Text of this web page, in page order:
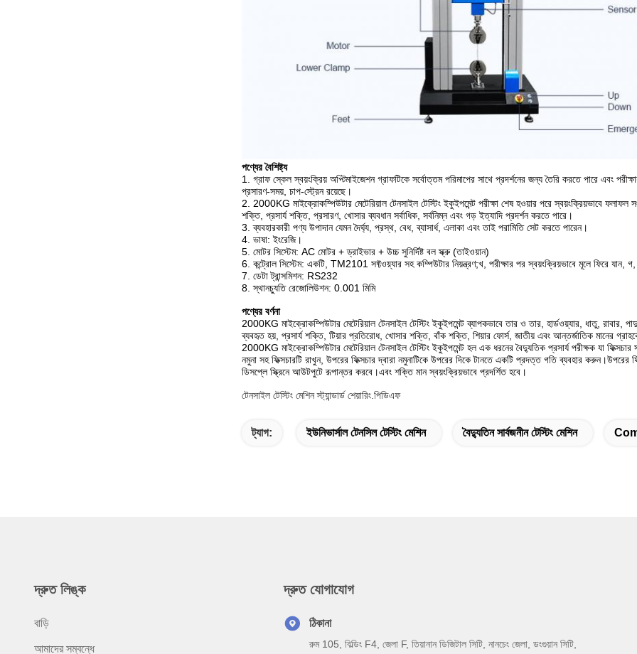
পণ্যের বৈশিষ্ট্য
1. গ্রাফ স্কেল স্বয়ংক্রিয় অপ্টিমাইজেশন গ্রাফটিকে সর্বোত্তম পরিমাপের সাথে প্রদর্শনের জন্য তৈরি করতে পারে এবং
প্রসারণ-সময়, চাপ-স্ট্রেন রয়েছে।
2. 2000KG মাইক্রোকম্পিউটার মেটেরিয়াল টেনসাইল টেস্টিং ইকুইপমেন্ট পরীক্ষা শেষ হওয়ার পরে স্বয়ংক্রিয়ভাবে
শক্তি, প্রসার্য শক্তি, প্রসারণ, খোসার ব্যবধান সর্বাধিক, সর্বনিম্ন এবং গড় ইত্যাদি প্রদর্শন করতে পারে।
3. ব্যবহারকারী পণ্য উপাদান যেমন দৈর্ঘ্য, প্রস্থ, বেধ, ব্যাসার্ধ, এলাকা এবং তাই পরামিতি সেট করতে পারেন।
4. ভাষা: ইংরেজি।
5. মোটর সিস্টেম: AC মোটর + ড্রাইভার + উচ্চ সুনির্দিষ্ট বল স্ক্রু (তাইওয়ান)
6. কন্ট্রোল সিস্টেম: একটি, TM2101 সফ্টওয়্যার সহ কম্পিউটার নিয়ন্ত্রণ;খ, পরীক্ষার পর স্বয়ংক্রিয়ভাবে মূলে ফিরে যান, গ,
7. ডেটা ট্রান্সমিশন: RS232
8. স্থানচ্যুতি রেজোলিউশন: 0.001 মিমি
পণ্যের বর্ণনা
2000KG মাইক্রোকম্পিউটার মেটেরিয়াল টেনসাইল টেস্টিং ইকুইপমেন্ট ব্যাপকভাবে তার ও তার, হার্ডওয়্যার, ধাতু,
ব্যবহৃত হয়, প্রসার্য শক্তি, টিয়ার প্রতিরোধ, খোসার শক্তি, বাঁক শক্তি, শিয়ার ফোর্স, জাতীয় এবং আন্তর্জাতিক মানের
2000KG মাইক্রোকম্পিউটার মেটেরিয়াল টেনসাইল টেস্টিং ইকুইপমেন্ট হল এক ধরনের বৈদ্যুতিক প্রসার্য পরীক্ষক যা
নমুনা সহ ফিক্সচারটি রাখুন, উপরের ফিক্সচার দ্বারা নমুনাটিকে উপরের দিকে টানতে একটি প্রদত্ত গতি ব্যবহার
ডিসপ্লে স্ক্রিনে আউটপুটে রূপান্তর করবে।এবং শক্তি মান স্বয়ংক্রিয়ভাবে প্রদর্শিত হবে।
টেনসাইল টেস্টিং মেশিন স্ট্যান্ডার্ড শেয়ারিং.পিডিএফ
ট্যাগ: ইউনিভার্সাল টেনসিল টেস্টিং মেশিন বৈদ্যুতিন সার্বজনীন টেস্টিং মেশিন
দ্রুত লিঙ্ক
বাড়ি
আমাদের সম্বন্ধে
দ্রুত যোগাযোগ
ঠিকানা
রুম 105, বিল্ডিং F4, জেলা F, তিয়ানান ডিজিটাল সিটি, নানচেং জেলা, ডংগুয়ান সিটি,